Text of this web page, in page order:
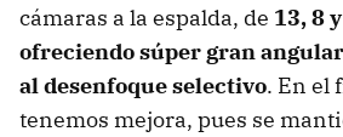
cámaras a la espalda, de 13, 8
ofreciendo súper gran
al desenfoque selectivo. En el
tenemos mejora, pues se